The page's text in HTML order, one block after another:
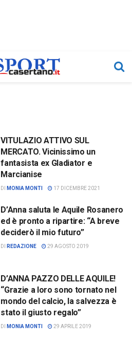
VITULAZIO ATTIVO SUL
MERCATO. Vicinissimo un
fantasista ex Gladiator e
Marcianise
DI MONIA MONTI 17 DICEMBRE 2021
D’Anna saluta le Aquile Rosanero
ed è pronto a ripartire: “A breve
deciderò il mio futuro”
DI REDAZIONE 29 AGOSTO 2019
D’ANNA PAZZO DELLE AQUILE!
“Grazie a loro sono tornato nel
mondo del calcio, la salvezza è
stato il giusto regalo”
DI MONIA MONTI 29 APRILE 2019